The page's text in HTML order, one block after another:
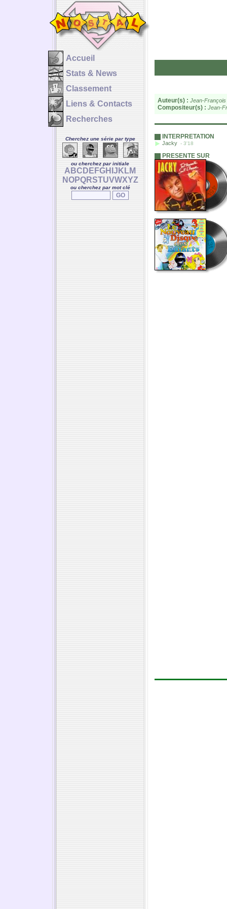
Accueil
Stats & News
Classement
Liens & Contacts
Recherches
Cherchez une série par type
ou cherchez par initiale
A BC D E FGH J K LM
NOPQRSTUVWXYZ
ou cherchez par mot clé
Auteur(s) : Jean-
Compositeur(s) : Jean-
INTERPRETATION
Jacky - 3'18
PRESENTE SUR